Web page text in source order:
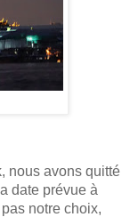
nous avons quitté
date prévue à
notre choix,